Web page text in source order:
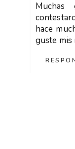
hace
guste mis